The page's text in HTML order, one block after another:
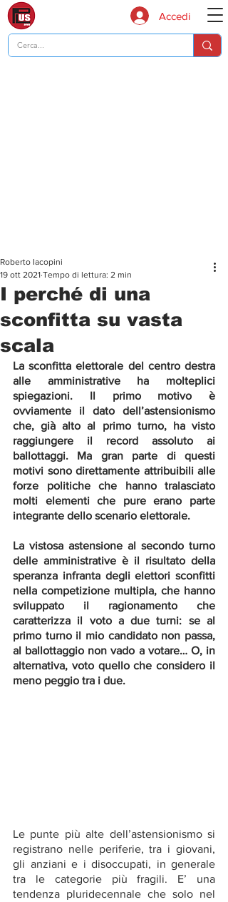
Accedi
I perché di una
sconfitta su vasta
scala
Roberto Iacopini
19 ott 2021 Tempo di lettura: 2 min
La sconfitta elettorale del centro destra
alle amministrative ha molteplici
spiegazioni. Il primo motivo è
ovviamente il dato dell’astensionismo
che, già alto al primo turno, ha visto
raggiungere il record assoluto ai
ballottaggi. Ma gran parte di questi
motivi sono direttamente attribuibili alle
forze politiche che hanno tralasciato
molti elementi che pure erano parte
integrante dello scenario elettorale.
La vistosa astensione al secondo turno
delle amministrative è il risultato della
speranza infranta degli elettori sconfitti
nella competizione multipla, che hanno
sviluppato il ragionamento che
caratterizza il voto a due turni: se al
primo turno il mio candidato non passa,
al ballottaggio non vado a votare… O, in
alternativa, voto quello che considero il
meno peggio tra i due.
Le punte più alte dell’astensionismo si
registrano nelle periferie, tra i giovani,
gli anziani e i disoccupati, in generale
tra le categorie più fragili. E’ una
tendenza pluridecennale che solo nel